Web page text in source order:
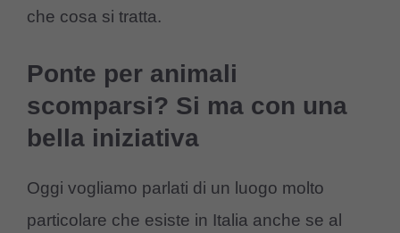
che cosa si tratta.
Ponte per animali
scomparsi? Si ma con una
bella iniziativa
Oggi vogliamo parlati di un luogo molto
particolare che esiste in Italia anche se al